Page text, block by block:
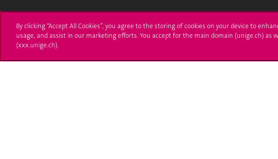
Université de Genève
24 rue du Général-Dufour
T. +41 (0)22 379 71 11
S'inscrire à
Immatriculations
Démarches
By clicking “Accept All Cookies”, you agree to the storing of cookies on your device to
usage, and assist in our marketing efforts. You accept for the main domain (unige.ch) as
(xxx.unige.ch).